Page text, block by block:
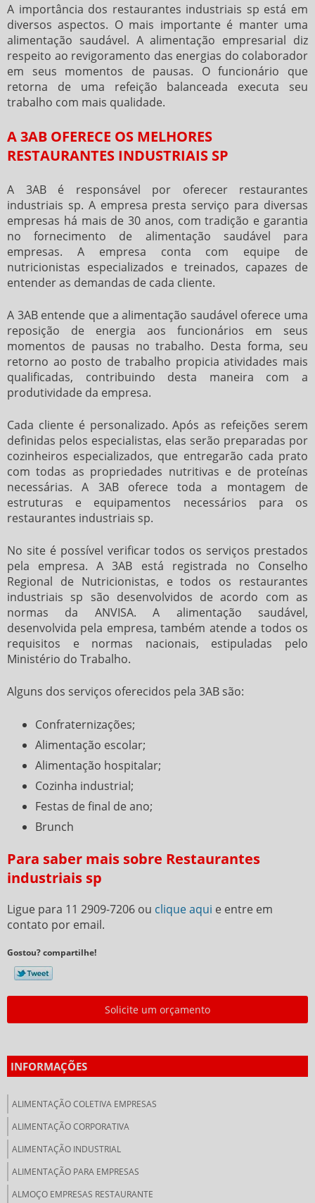
A importância dos restaurantes industriais sp está em
diversos aspectos. O mais importante é manter uma
alimentação saudável. A alimentação empresarial diz
respeito ao revigoramento das energias do colaborador
em seus momentos de pausas. O funcionário que
retorna de uma refeição balanceada executa seu
trabalho com mais qualidade.
A 3AB OFERECE OS MELHORES
RESTAURANTES INDUSTRIAIS SP
A 3AB é responsável por oferecer restaurantes
industriais sp. A empresa presta serviço para diversas
empresas há mais de 30 anos, com tradição e garantia
no fornecimento de alimentação saudável para
empresas. A empresa conta com equipe de
nutricionistas especializados e treinados, capazes de
entender as demandas de cada cliente.
A 3AB entende que a alimentação saudável oferece uma
reposição de energia aos funcionários em seus
momentos de pausas no trabalho. Desta forma, seu
retorno ao posto de trabalho propicia atividades mais
qualificadas, contribuindo desta maneira com a
produtividade da empresa.
Cada cliente é personalizado. Após as refeições serem
definidas pelos especialistas, elas serão preparadas por
cozinheiros especializados, que entregarão cada prato
com todas as propriedades nutritivas e de proteínas
necessárias. A 3AB oferece toda a montagem de
estruturas e equipamentos necessários para os
restaurantes industriais sp.
No site é possível verificar todos os serviços prestados
pela empresa. A 3AB está registrada no Conselho
Regional de Nutricionistas, e todos os restaurantes
industriais sp são desenvolvidos de acordo com as
normas da ANVISA. A alimentação saudável,
desenvolvida pela empresa, também atende a todos os
requisitos e normas nacionais, estipuladas pelo
Ministério do Trabalho.
Alguns dos serviços oferecidos pela 3AB são:
Confraternizações;
Alimentação escolar;
Alimentação hospitalar;
Cozinha industrial;
Festas de final de ano;
Brunch
Para saber mais sobre Restaurantes
industriais sp
Ligue para 11 2909-7206 ou clique aqui e entre em
contato por email.
Gostou? compartilhe!
Solicite um orçamento
INFORMAÇÕES
ALIMENTAÇÃO COLETIVA EMPRESAS
ALIMENTAÇÃO CORPORATIVA
ALIMENTAÇÃO INDUSTRIAL
ALIMENTAÇÃO PARA EMPRESAS
ALMOÇO EMPRESAS RESTAURANTE